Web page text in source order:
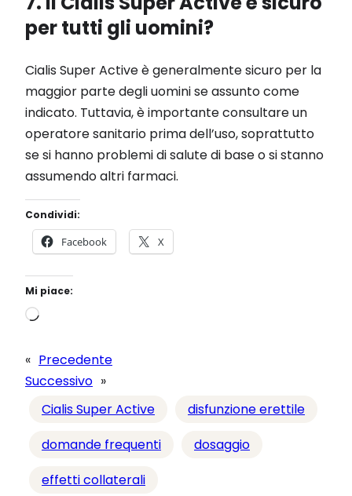
per tutti gli uomini?
Cialis Super Active è generalmente sicuro per la
maggior parte degli uomini se assunto come
indicato. Tuttavia, è importante consultare un
operatore sanitario prima dell’uso, soprattutto
se si hanno problemi di salute di base o si stanno
assumendo altri farmaci.
Condividi:
Facebook X
Mi piace:
C
r
i
c
m
n
« Precedente
Successivo »
Cialis Super Active
disfunzione erettile
domande frequenti
dosaggio
effetti collaterali